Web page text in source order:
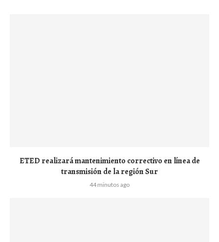
ETED realizará mantenimiento correctivo en línea de
transmisión de la región Sur
44 minutos ago